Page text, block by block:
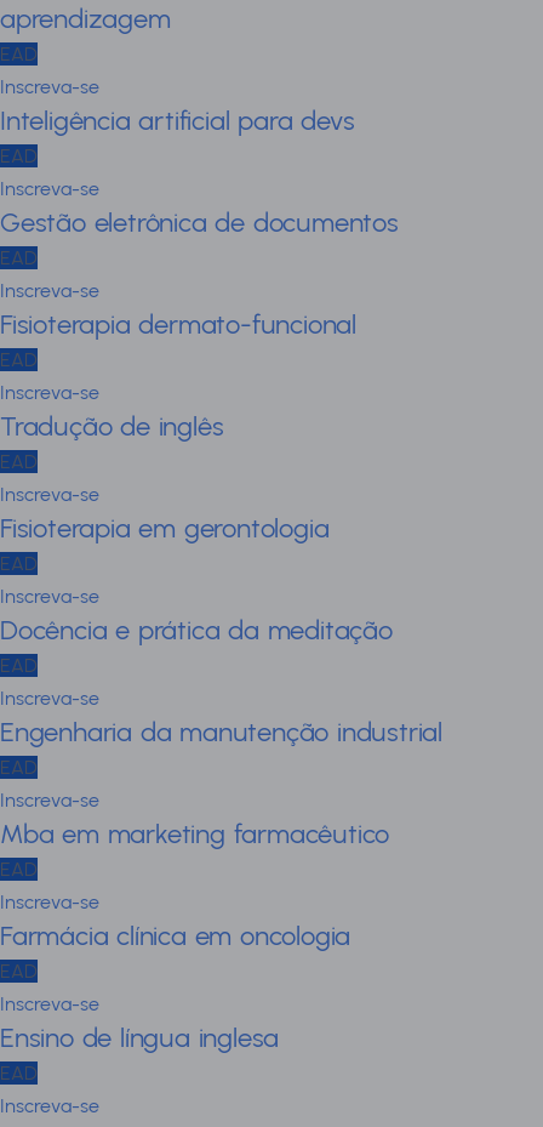
aprendizagem
EAD
Inscreva-se
Inteligência artificial para devs
EAD
Inscreva-se
Gestão eletrônica de documentos
EAD
Inscreva-se
Fisioterapia dermato-funcional
EAD
Inscreva-se
Tradução de inglês
EAD
Inscreva-se
Fisioterapia em gerontologia
EAD
Inscreva-se
Docência e prática da meditação
EAD
Inscreva-se
Engenharia da manutenção industrial
EAD
Inscreva-se
Mba em marketing farmacêutico
EAD
Inscreva-se
Farmácia clínica em oncologia
EAD
Inscreva-se
Ensino de língua inglesa
EAD
Inscreva-se